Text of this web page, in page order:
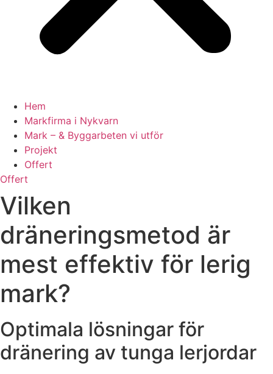
Hem
Markfirma i Nykvarn
Mark – & Byggarbeten vi utför
Projekt
Offert
Offert
Vilken
dräneringsmetod är
mest effektiv för lerig
mark?
Optimala lösningar för
dränering av tunga lerjordar